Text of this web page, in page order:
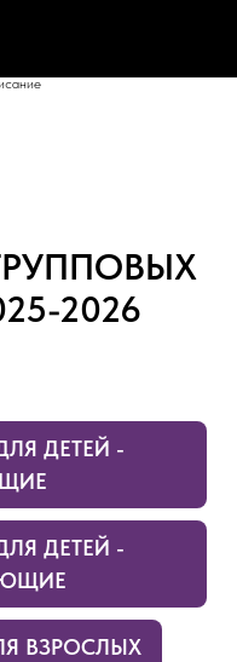
2026
ДЕТЕЙ -
ДЕТЕЙ -
ВЗРОСЛЫХ